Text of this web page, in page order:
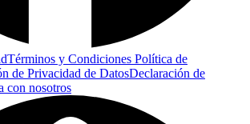
Términos y Condiciones Política de
de Privacidad de DatosDeclaración de
con nosotros